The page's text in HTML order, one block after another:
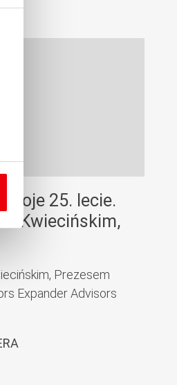
25. lecie.
Kwiecińskim,
Prezesem
Expander Advisors